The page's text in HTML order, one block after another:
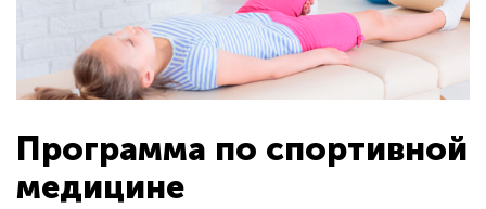
Программа по спортивной
медицине